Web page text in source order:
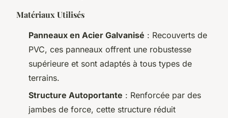
Matériaux Utilisés
Panneaux en Acier Galvanisé : Recouverts de
PVC, ces panneaux offrent une robustesse
supérieure et sont adaptés à tous types de
terrains.
Structure Autoportante : Renforcée par des
jambes de force, cette structure réduit